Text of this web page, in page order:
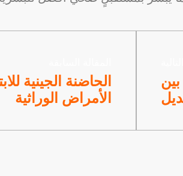
الحاضنة الجينية
الأمراض الوراثية